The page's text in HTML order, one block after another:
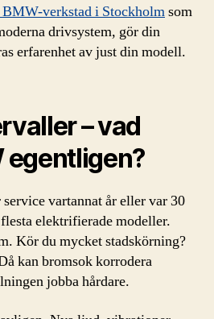
BMW-verkstad i Stockholmsom
drivsystem, gör din
erfarenhet av just din modell.
– vad
egentligen?
vartannat år eller var 30
elektrifierade modeller.
Kör du mycket stadskörning?
kan bromsok korrodera
jobba hårdare.